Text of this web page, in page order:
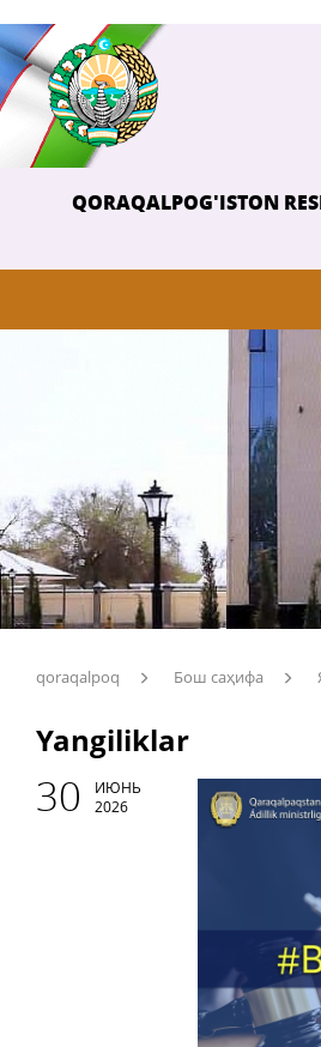
QORAQALPOG'ISTON
qoraqalpoq Бош саҳифа
Yangiliklar
30
ИЮНЬ
2026